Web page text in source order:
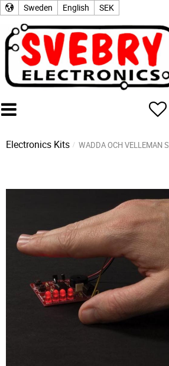
Sweden English SEK
Electronics Kits WADDA OCH VELLEMAN